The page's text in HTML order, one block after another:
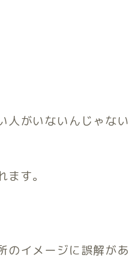
人がいないんじゃない
す。
のイメージに誤解があ